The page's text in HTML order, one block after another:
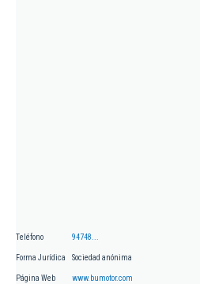
Teléfono 94748...
Forma Jurídica Sociedad anónima
Página Web www.bumotor.com